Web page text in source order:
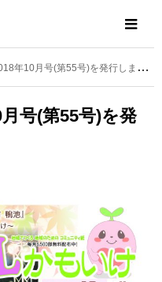
年10月号(第55号)を発行しました！
号(第55号)を発